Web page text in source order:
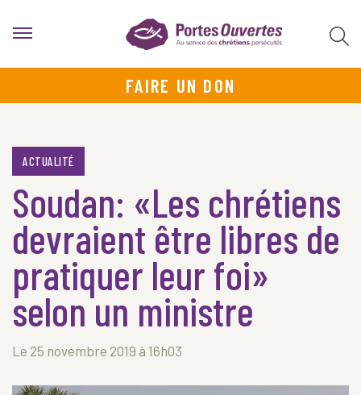
FAIRE UN DON
ACTUALITÉ
Soudan: «Les chrétiens
devraient être libres de
pratiquer leur foi»
selon un ministre
Le 25 novembre 2019 à 16h03